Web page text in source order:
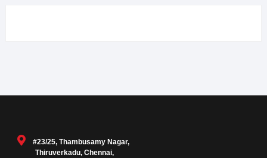
#23/25, Thambusamy Nagar,
Thiruverkadu, Chennai,